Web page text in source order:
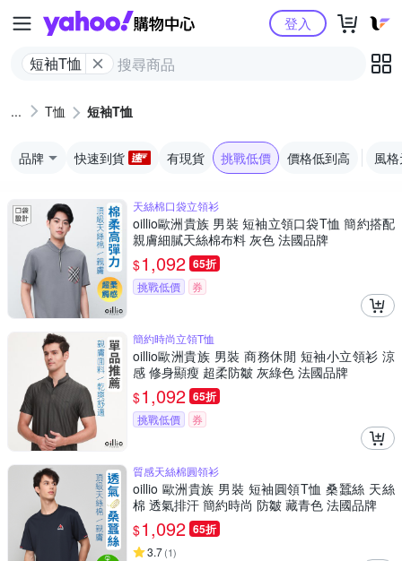
Yahoo購物中心
短袖T恤
登入
T恤 短袖T恤
品牌 快速到貨 有現貨 挑戰低價 價格低到高 風
天絲棉口袋立領衫
oillio歐洲貴族 男裝 短袖立領口袋T恤 簡約搭配
親膚細膩天絲棉布料 灰色 法國品牌
$1,092 65折
挑戰低價 券
簡約時尚立領T恤
oillio歐洲貴族 男裝 商務休閒 短袖小立領衫 涼
感 修身顯瘦 超柔防皺 灰綠色 法國品牌
$1,092 65折
挑戰低價 券
質感天絲棉圓領衫
oillio 歐洲貴族 男裝 短袖圓領T恤 桑蠶絲 天絲
棉 透氣排汗 簡約時尚 防皺 藏青色 法國品牌
$1,092 65折
3.7(1)